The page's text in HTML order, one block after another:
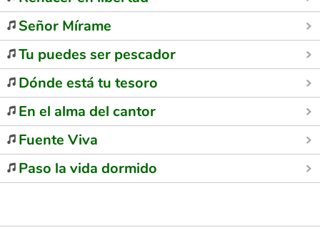
Señor Mírame
Tu puedes ser pescador
Dónde está tu tesoro
En el alma del cantor
Fuente Viva
Paso la vida dormido